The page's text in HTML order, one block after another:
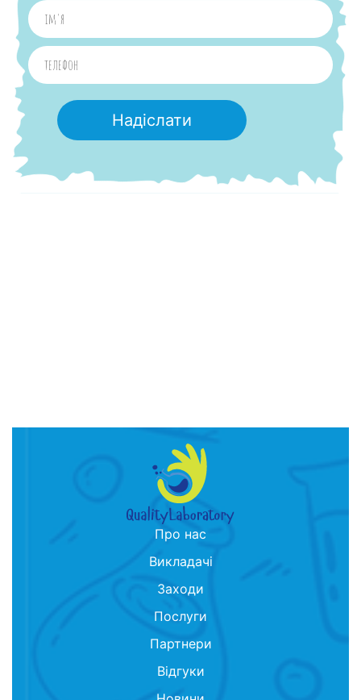
Про нас
Викладачі
Заходи
Послуги
Партнери
Відгуки